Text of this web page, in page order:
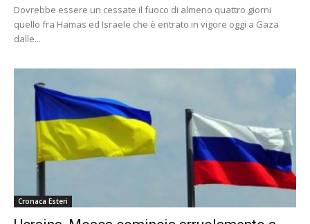
Dovrebbe essere un cessate il fuoco di almeno quattro giorni
quello fra Hamas ed Israele che è entrato in vigore oggi a Gaza
dalle...
Cronaca Esteri